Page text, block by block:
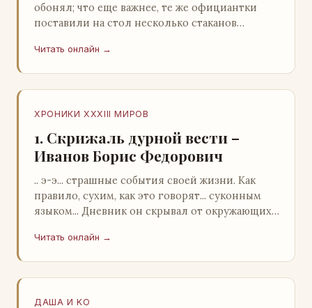
обонял; что еще важнее, те же официантки
поставили на стол несколько стаканов
Скитер опрокин…
Читать онлайн →
ХРОНИКИ XXXIII МИРОВ
1. Скрижаль дурной вести –
Иванов Борис Федорович
.. э-э... страшные события своей жизни. Как
правило, сухим, как это говорят... суконным
языком... Дневник он скрывал от окружающих.
Читать онлайн →
ДАША И KO